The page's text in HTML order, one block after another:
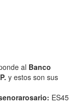
al Banco
y estos son sus
ES45